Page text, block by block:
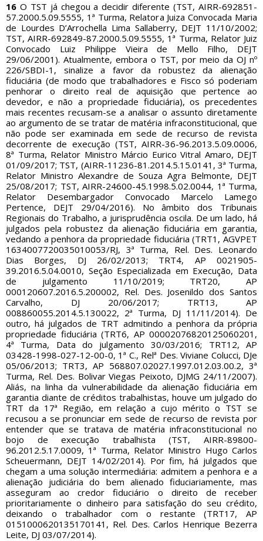
16 O TST já chegou a decidir diferente (TST, AIRR-692851-
57.2000.5.09.5555, 1ª Turma, Relatora Juiza Convocada Maria
de Lourdes D’Arrochella Lima Sallaberry, DEJT 11/10/2002;
TST, AIRR-692849-87.2000.5.09.5555, 1ª Turma, Relator Juiz
Convocado Luiz Philippe Vieira de Mello Filho, DEJT
29/06/2001). Atualmente, embora o TST, por meio da OJ nº
226/SBDI-1, sinalize a favor da robustez da alienação
fiduciária (de modo que trabalhadores e Fisco só poderiam
penhorar o direito real de aquisição que pertence ao
devedor, e não a propriedade fiduciária), os precedentes
mais recentes recusam-se a analisar o assunto diretamente
ao argumento de se tratar de matéria infraconstitucional, que
não pode ser examinada em sede de recurso de revista
decorrente de execução (TST, AIRR-36-96.2013.5.09.0006,
8ª Turma, Relator Ministro Márcio Eurico Vitral Amaro, DEJT
01/09/2017; TST, (AIRR-11236-81.2014.5.15.0141, 3ª Turma,
Relator Ministro Alexandre de Souza Agra Belmonte, DEJT
25/08/2017; TST, AIRR-24600-45.1998.5.02.0044, 1ª Turma,
Relator Desembargador Convocado Marcelo Lamego
Pertence, DEJT 29/04/2016). No âmbito dos Tribunais
Regionais do Trabalho, a jurisprudência oscila. De um lado, há
julgados pela robustez da alienação fiduciária em garantia,
vedando a penhora da propriedade fiduciária (TRT1, AGVPET
1634007720035010053/RJ, 3ª Turma, Rel. Des. Leonardo
Dias Borges, DJ 26/02/2013; TRT4, AP 0021905-
39.2016.5.04.0010, Seção Especializada em Execução, Data
de julgamento 11/10/2019; TRT20, AP
000120607.2016.5.200002, Rel. Des. Josenildo dos Santos
Carvalho, DJ 20/06/2017; TRT13, AP
008860055.2014.5.130022, 2ª Turma, DJ 11/11/2014). De
outro, há julgados de TRT admitindo a penhora da própria
propriedade fiduciária (TRT6, AP 00002076820125060201,
4ª Turma, Data do julgamento 30/03/2016; TRT12, AP
03428-1998-027-12-00-0, 1ª C., Relª Des. Viviane Colucci, DJe
05/06/2013; TRT3, AP 568807.02027.1997.012.03.00.2, 3ª
Turma, Rel. Des. Bolivar Viegas Peixoto, DJMG 24/11/2007).
Aliás, na linha da vulnerabilidade da alienação fiduciária em
garantia diante de créditos trabalhistas, houve um julgado do
TRT da 17ª Região, em relação a cujo mérito o TST se
recusou a se pronunciar em sede de recurso de revista por
entender que se tratava de matéria infraconstitucional no
bojo de execução trabalhista (TST, AIRR-89800-
96.2012.5.17.0009, 1ª Turma, Relator Ministro Hugo Carlos
Scheuermann, DEJT 14/02/2014). Por fim, há julgados que
chegam a uma solução intermediária: admitem a penhora e a
alienação judiciária do bem alienado fiduciariamente, mas
asseguram ao credor fiduciário o direito de receber
prioritariamente o dinheiro para satisfação do seu crédito,
deixando o trabalhador com o restante (TRT17, AP
0151000620135170141, Rel. Des. Carlos Henrique Bezerra
Leite, DJ 03/07/2014).